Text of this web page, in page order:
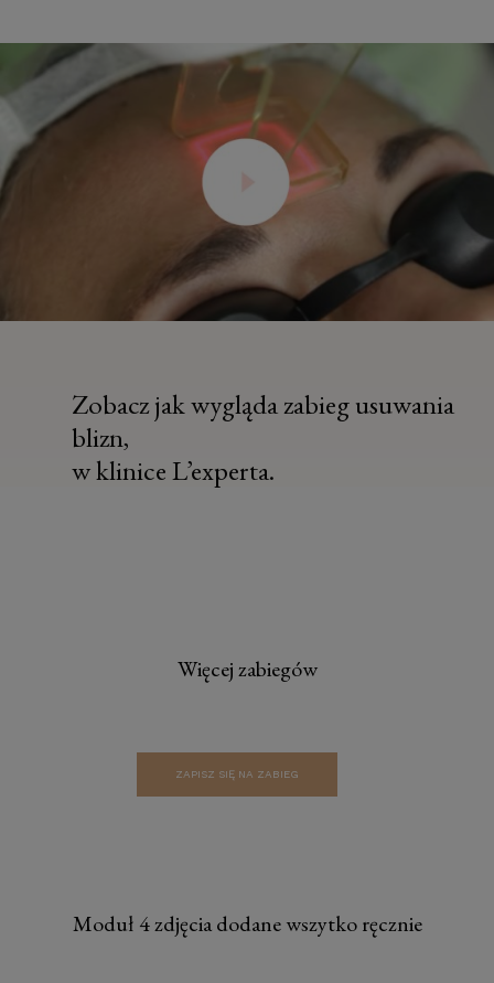
Zobacz jak wygląda zabieg usuwania
blizn,
w klinice L’experta.
Więcej zabiegów
ZAPISZ SIĘ NA ZABIEG
Moduł 4 zdjęcia dodane wszytko ręcznie